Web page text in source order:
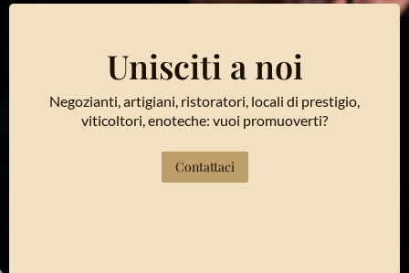
Unisciti a noi
Negozianti, artigiani, ristoratori, locali di prestigio,
viticoltori, enoteche: vuoi promuoverti?
Contattaci